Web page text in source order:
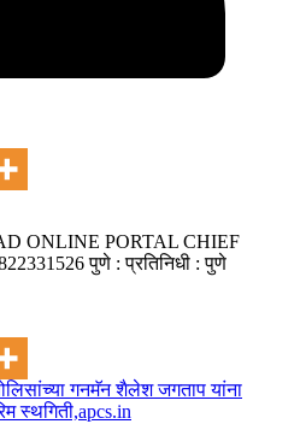
ONLINE PORTAL CHIEF
पुणे : प्रतिनिधी : पुणे